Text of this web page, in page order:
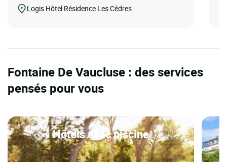
Logis Hôtel Résidence Les Cèdres
Fontaine De Vaucluse : des services
pensés pour vous
Hôtels avec piscine